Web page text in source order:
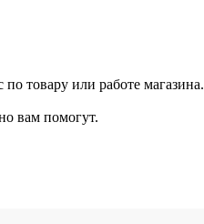
товару или работе магазина.
вам помогут.